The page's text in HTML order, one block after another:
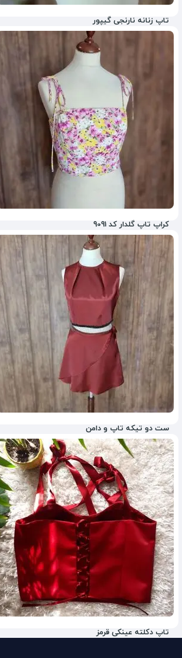
تاپ زنانه نارنجی گیپور
کراپ تاپ گلدار کد 9091
ناموجود
ست دو تیکه تاپ و دامن
ناموجود
تاپ دکلته عینکی قرمز